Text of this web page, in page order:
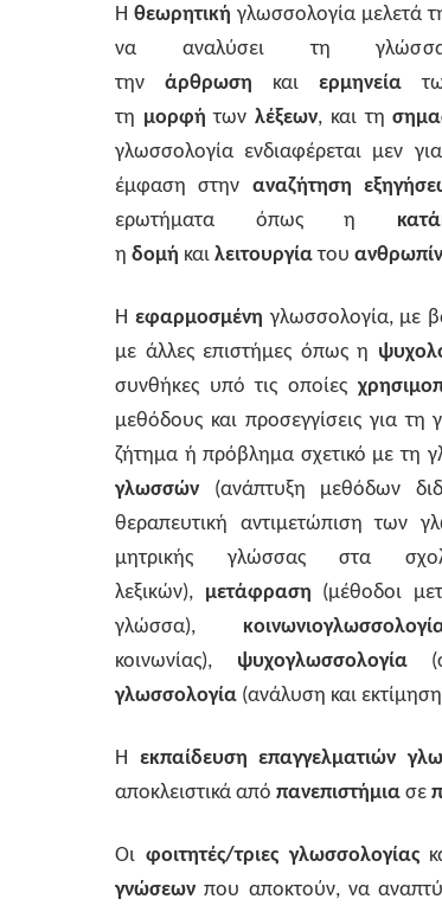
Η θεωρητική γλωσσολογία μελετά
να αναλύσει τη
την άρθρωση και ερμηνεία
τη μορφήτωνλέξεων, και τη
γλωσσολογία ενδιαφέρεται μεν
έμφαση στην αναζήτηση
ερωτήματα όπως η
η δομή και λειτουργίατου
Η εφαρμοσμένη γλωσσολογία, με
με άλλες επιστήμες όπως η
συνθήκες υπό τις οποίες
μεθόδους και προσεγγίσεις για
ζήτημα ή πρόβλημα σχετικό με τη
γλωσσών (ανάπτυξη μεθόδων
θεραπευτική αντιμετώπιση των
μητρικής γλώσσας στα
λεξικών), μετάφραση (μέθοδοι
γλώσσα),
κοινωνίας), ψυχογλωσσολογία
γλωσσολογία (ανάλυση και
Η εκπαίδευση επαγγελματιών
αποκλειστικά από πανεπιστήμια σε
Οι φοιτητές/τριες γλωσσολογίας
γνώσεωνπου αποκτούν, να